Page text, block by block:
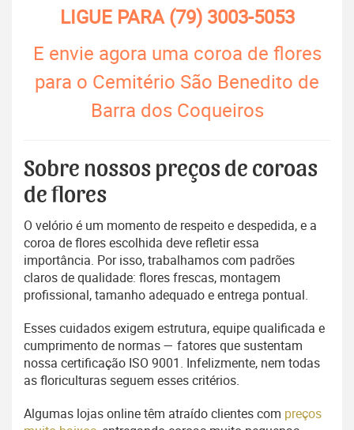
LIGUE PARA(79) 3003-5053
E envie agora uma coroa de flores
para o Cemitério São Benedito de
Barra dos Coqueiros
Sobre nossos preços de coroas
de flores
O velório é um momento de respeito e despedida, e a
coroa de flores escolhida deve refletir essa
importância. Por isso, trabalhamos com padrões
claros de qualidade: flores frescas, montagem
profissional, tamanho adequado e entrega pontual.
Esses cuidados exigem estrutura, equipe qualificada e
cumprimento de normas — fatores que sustentam
nossa certificação ISO 9001. Infelizmente, nem todas
as floriculturas seguem esses critérios.
Algumas lojas online têm atraído clientes com preços